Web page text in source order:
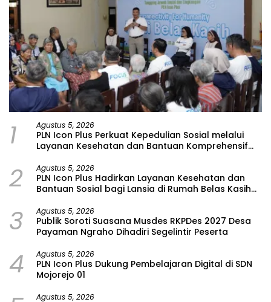
1 Agustus 5, 2026
PLN Icon Plus Perkuat Kepedulian Sosial melalui
Layanan Kesehatan dan Bantuan Komprehensif
2 Agustus 5, 2026
PLN Icon Plus Hadirkan Layanan Kesehatan dan
Bantuan Sosial bagi Lansia di Rumah Belas Kasih
3 Agustus 5, 2026
Publik Soroti Suasana Musdes RKPDes 2027 Desa
Payaman Ngraho Dihadiri Segelintir Peserta
4 Agustus 5, 2026
PLN Icon Plus Dukung Pembelajaran Digital di SDN
Mojorejo 01
Agustus 5, 2026